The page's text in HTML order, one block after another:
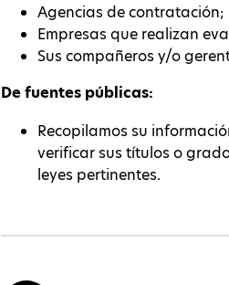
Agencias de contratación;
Empresas que realizan
Sus compañeros y/o
De fuentes públicas:
Recopilamos su
verificar sus títulos o
leyes pertinentes.